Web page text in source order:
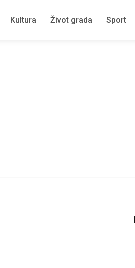
Kultura Život grada Sport